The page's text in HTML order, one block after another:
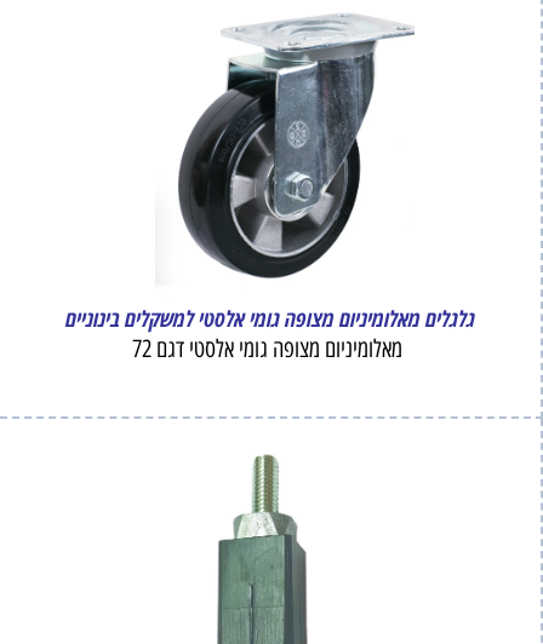
גלגלים מאלומיניום מצופה גומי אלסטי למשקלים בינוניים
מאלומיניום מצופה גומי אלסטי דגם 72